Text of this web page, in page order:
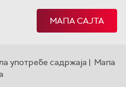
МАПА САЈТА
употребе садржаја | Мапа